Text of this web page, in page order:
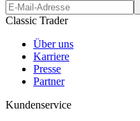
Classic Trader
Über uns
Karriere
Presse
Partner
Kundenservice